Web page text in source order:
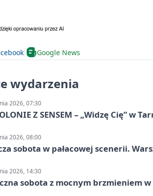
Google News
wydarzenia
2026, 07:30
Z SENSEM – „Widzę Cię” w
2026, 08:00
sobota w pałacowej scenerii.
2026, 14:30
sobota z mocnym brzmieniem